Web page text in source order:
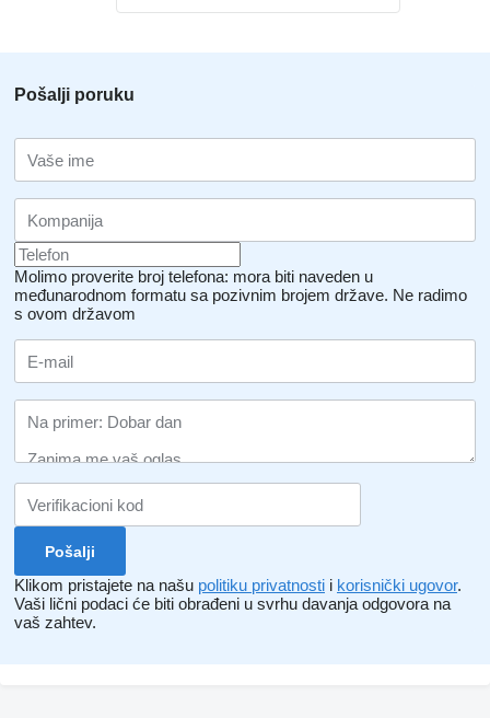
Pošalji poruku
Molimo proverite broj telefona: mora biti naveden u
međunarodnom formatu sa pozivnim brojem države. Ne radimo
s ovom državom
Klikom pristajete na našu politiku privatnosti i korisnički ugovor.
Vaši lični podaci će biti obrađeni u svrhu davanja odgovora na
vaš zahtev.